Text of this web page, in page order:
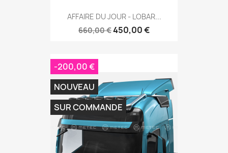
AFFAIRE DU JOUR - LOBAR...
660,00 €450,00 €
-200,00 €
NOUVEAU
SUR COMMANDE